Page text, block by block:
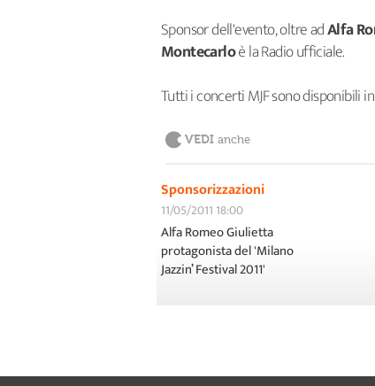
Sponsor dell'evento, oltre adAlfa
Montecarloè la Radio ufficiale.
Tutti i concerti MJF sono disponibili
VEDI anche
Sponsorizzazioni
11/05/2011 18:00
Alfa Romeo Giulietta
protagonista del 'Milano
Jazzin’ Festival 2011'